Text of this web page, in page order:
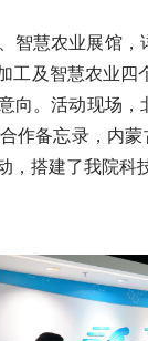
智慧农业展馆
工及智慧农业
向。活动现场
作备忘录，内
，搭建了我院科